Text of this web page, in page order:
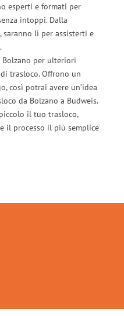
esperti e formati per
intoppi. Dalla
saranno lì per assisterti e
per ulteriori
trasloco. Offrono un
così potrai avere un’idea
da Bolzano a Budweis.
il tuo trasloco,
il processo il più semplice